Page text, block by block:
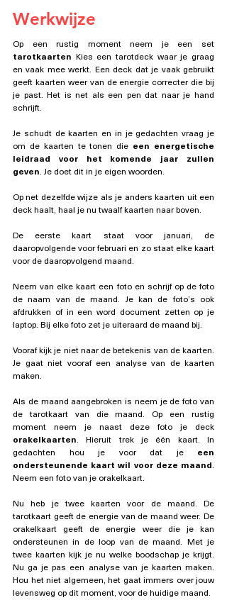
Werkwijze
tarotkaarten Kies een tarotdeck waar je graag
en vaak mee werkt. Een deck dat je vaak gebruikt
geeft kaarten weer van de energie correcter die bij
je past. Het is net als een pen dat naar je hand
schrijft.
Je schudt de kaarten en in je gedachten vraag je
om de kaarten te tonen die een energetische
leidraad voor het komende jaar zullen
geven. Je doet dit in je eigen woorden.
Op net dezelfde wijze als je anders kaarten uit een
deck haalt, haal je nu twaalf kaarten naar boven.
De eerste kaart staat voor januari, de
daaropvolgende voor februari en zo staat elke kaart
voor de daaropvolgend maand.
Neem van elke kaart een foto en schrijf op de foto
de naam van de maand. Je kan de foto’s ook
afdrukken of in een word document zetten op je
laptop. Bij elke foto zet je uiteraard de maand bij.
Vooraf kijk je niet naar de betekenis van de kaarten.
Je gaat niet vooraf een analyse van de kaarten
maken.
Als de maand aangebroken is neem je de foto van
de tarotkaart van die maand. Op een rustig
orakelkaarten. Hieruit trek je één kaart. In
gedachten hou je voor dat je een
ondersteunende kaart wil voor deze maand.
Neem een foto van je orakelkaart.
Nu heb je twee kaarten voor de maand. De
tarotkaart geeft de energie van de maand weer. De
orakelkaart geeft de energie weer die je kan
ondersteunen in de loop van de maand. Met je
twee kaarten kijk je nu welke boodschap je krijgt.
Nu ga je pas een analyse van je kaarten maken.
Hou het niet algemeen, het gaat immers over jouw
levensweg op dit moment, voor de huidige maand.